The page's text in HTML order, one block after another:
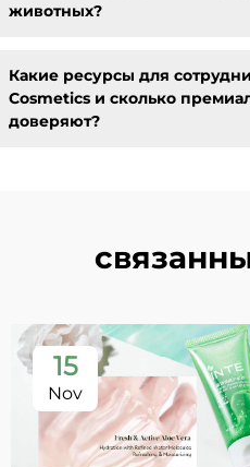
животных?
Какие ресурсы для
Cosmetics и сколько
доверяют?
15
Nov